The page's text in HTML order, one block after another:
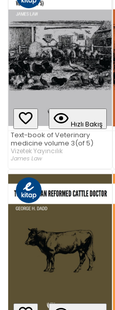
Hızlı Bakış
Text-book of Veterinary
medicine volume 3(of 5)
Vizetek Yayıncılık
James Law